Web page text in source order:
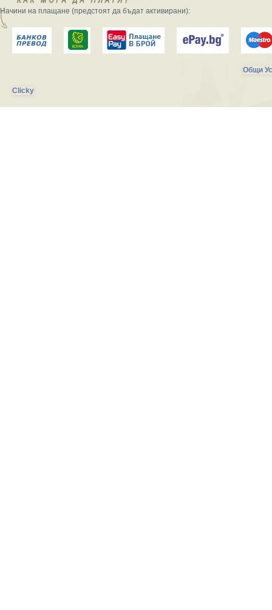
Начини на плащане (предстоят да бъдат активирани):
Общи
Clicky